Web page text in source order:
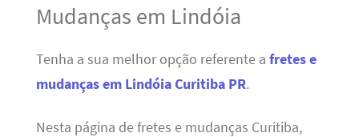
Mudanças em Lindóia
Tenha a sua melhor opção referente a fretes e
mudanças em Lindóia Curitiba PR.
Nesta página de fretes e mudanças Curitiba,